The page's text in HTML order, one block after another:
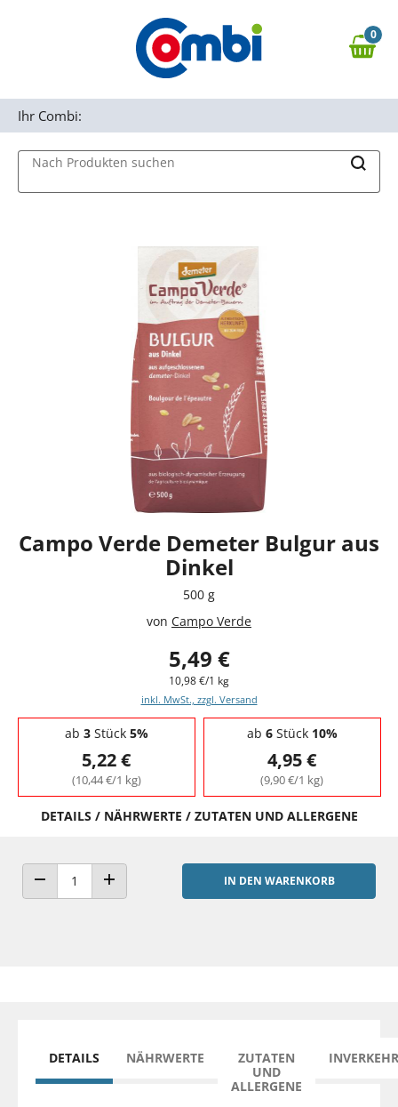
Zur Navigation springen
0,00 €
0
Nach Produkten suchen
Ihr Combi:
Campo Verde Demeter Bulgur aus
Dinkel
500 g
von Campo Verde
5,49 €
10,98 €/1 kg
inkl. MwSt., zzgl. Versand
Staffelpreise - Mengenrabatt
ab 3Stück 5%
5,22 €
(10,44 €/1 kg)
ab 6Stück 10%
4,95 €
(9,90 €/1 kg)
DETAILS / NÄHRWERTE / ZUTATEN UND ALLERGENE
ANZAHL VERRINGERNANZAHL ERHÖHEN
IN DEN WARENKORB
DETAILS NÄHRWERTE
ZUTATEN
UND
ALLERGENE